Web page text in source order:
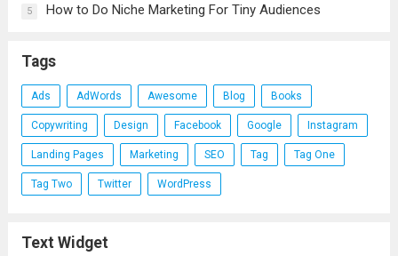
5 How to Do Niche Marketing For Tiny Audiences
Tags
Ads AdWords Awesome Blog Books
Copywriting Design Facebook Google Instagram
Landing Pages Marketing SEO Tag Tag One
Tag Two Twitter WordPress
Text Widget